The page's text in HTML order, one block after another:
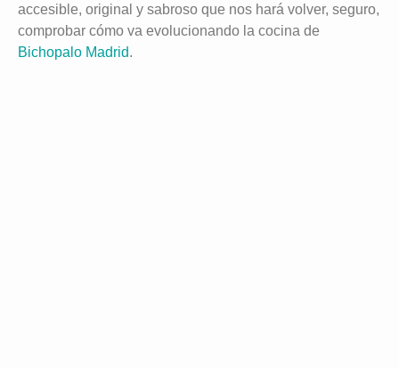
accesible, original y sabroso que nos hará volver, seguro,
comprobar cómo va evolucionando la cocina de
Bichopalo Madrid.